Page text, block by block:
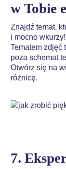
w Tobie
Znajdź temat,
i mocno
Tematem zdjęć
poza schemat
Otwórz się na
różnicę.
7.